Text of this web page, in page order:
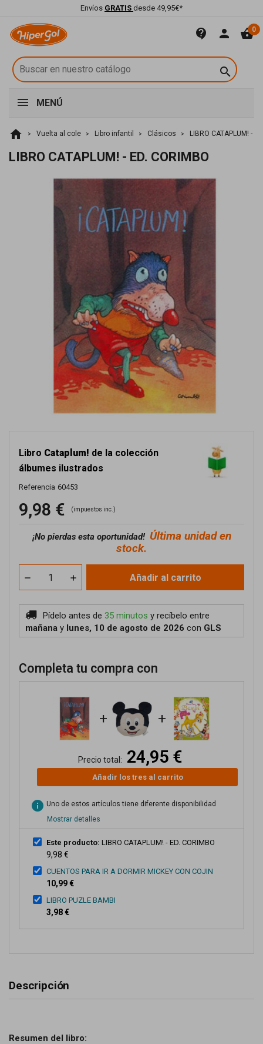
Envíos GRATIS desde 49,95€*
contact_support person shopping_basket0

MENÚ
home Vuelta al cole Libro infantil Clásicos LIBRO CATAPLUM! -
LIBRO CATAPLUM! - ED. CORIMBO
Libro Cataplum! de la colección
álbumes ilustrados
Referencia 60453
9,98 € (impuestos inc.)
¡No pierdas esta oportunidad! Última unidad en
stock.
Añadir al carrito
Pídelo antes de 35 minutos y recíbelo entre
mañana y lunes, 10 de agosto de 2026 con GLS
Completa tu compra con
+ +
Precio total: 24,95 €
Añadir los tres al carrito
info Uno de estos artículos tiene diferente disponibilidad
Mostrar detalles
Este producto: LIBRO CATAPLUM! - ED. CORIMBO
9,98 €
CUENTOS PARA IR A DORMIR MICKEY CON COJIN
10,99 €
LIBRO PUZLE BAMBI
3,98 €
Descripción
Resumen del libro: